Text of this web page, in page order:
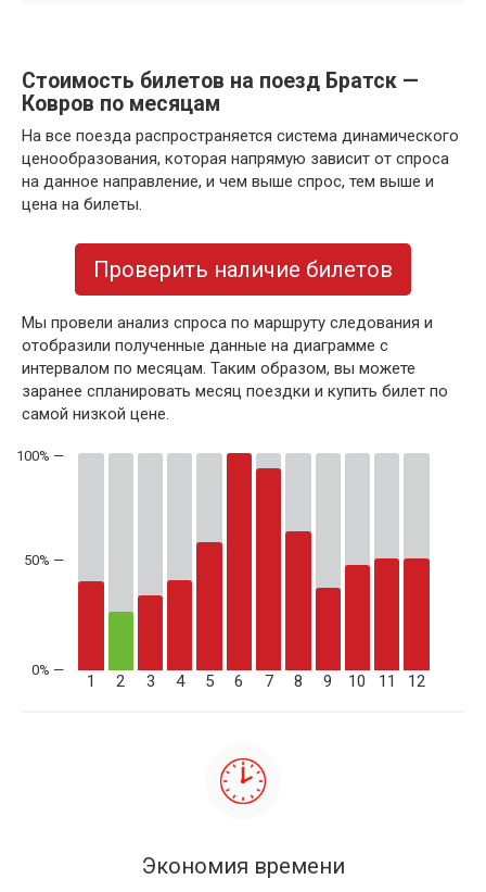
Стоимость билетов на поезд Братск —
Ковров по месяцам
На все поезда распространяется система динамического
ценообразования, которая напрямую зависит от спроса
на данное направление, и чем выше спрос, тем выше и
цена на билеты.
Проверить наличие билетов
Мы провели анализ спроса по маршруту следования и
отобразили полученные данные на диаграмме с
интервалом по месяцам. Таким образом, вы можете
заранее спланировать месяц поездки и купить билет по
самой низкой цене.
50% —
1 2 3 4 5 6 7 8 9 10 11 12
Экономия времени